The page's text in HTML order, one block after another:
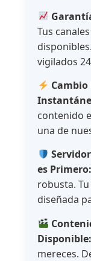
Tus
vigilados
Cambio
contenido
una de
es Primero:
robusta.
diseñada
Disponible:
mereces.